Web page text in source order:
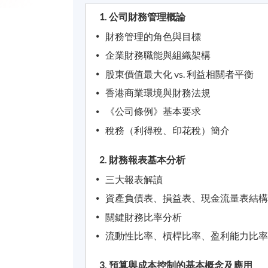
1. 公司財務管理概論
財務管理的角色與目標
企業財務職能與組織架構
股東價值最大化 vs. 利益相關者平衡
香港商業環境與財務法規
《公司條例》基本要求
稅務（利得稅、印花稅）簡介
2. 財務報表基本分析
三大報表解讀
資產負債表、損益表、現金流量表結構
關鍵財務比率分析
流動性比率、槓桿比率、盈利能力比率
3. 預算與成本控制的基本概念及應用